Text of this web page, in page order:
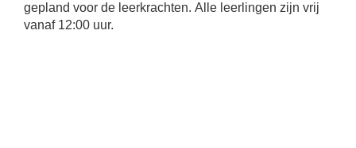
gepland voor de leerkrachten. Alle leerlingen zijn vrij
vanaf 12:00 uur.